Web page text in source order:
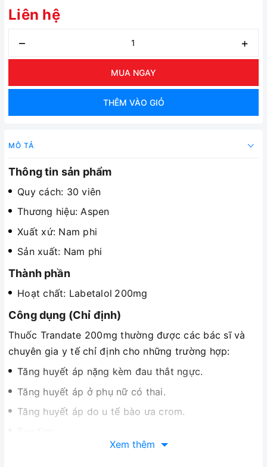
Liên hệ
– +
MUA NGAY
THÊM VÀO GIỎ
MÔ TẢ
Thông tin sản phẩm
Quy cách: 30 viên
Thương hiệu: Aspen
Xuất xứ: Nam phi
Sản xuất: Nam phi
Thành phần
Hoạt chất: Labetalol 200mg
Công dụng (Chỉ định)
Thuốc Trandate 200mg thường được các bác sĩ và
chuyên gia y tế chỉ định cho những trường hợp:
Tăng huyết áp nặng kèm đau thắt ngực.
Tăng huyết áp ở phụ nữ có thai.
Tăng huyết áp do u tế bào ưa crom.
Phối hợp với các thuốc điều trị tăng huyết áp khác:
Xem thêm